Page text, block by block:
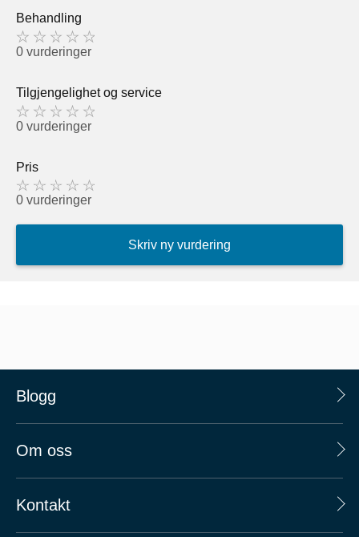
Behandling
0 vurderinger
Tilgjengelighet og service
0 vurderinger
Pris
0 vurderinger
Skriv ny vurdering
Blogg
Om oss
Kontakt